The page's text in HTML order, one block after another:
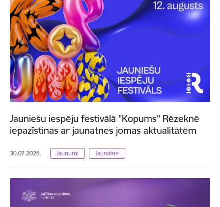
Jauniešu iespēju festivālā "Kopums" Rēzeknē
iepazīstinās ar jaunatnes jomas aktualitātēm
30.07.2026. Jaunumi Jaunatne